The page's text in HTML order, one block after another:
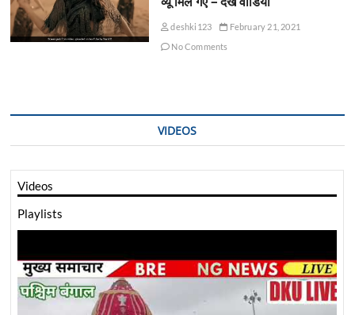
deshki123
February 21, 2021
No Comments
VIDEOS
Videos
Playlists